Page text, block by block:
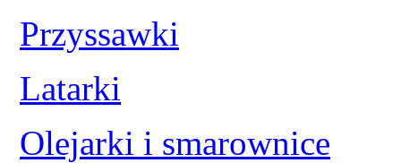
Przyssawki
Latarki
Olejarki i smarownice